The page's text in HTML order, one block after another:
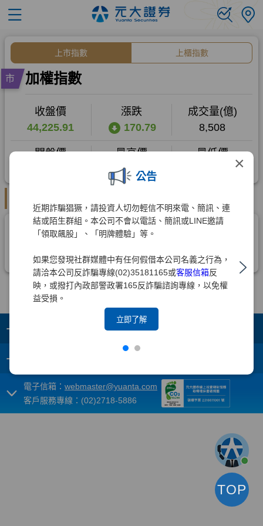
×
公告
近期詐騙猖獗，請投資人切勿輕信不明來電、簡訊、連
結或陌生群組。本公司不會以電話、簡訊或LINE邀請
「領取飆股」、「明牌體驗」等。
如果您發現社群媒體中有任何假借本公司名義之行為，
請洽本公司反詐騙專線(02)35181165或客服信箱反
映，或撥打內政部警政署165反詐騙諮詢專線，以免權
益受損。
立即了解
+
+
電子信箱： webmaster@yuanta.com
客戶服務專線：(02)2718-5886
TOP